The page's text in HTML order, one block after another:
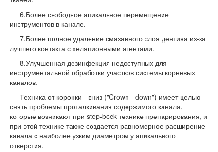
6.Более свободное апикальное перемещение
инструментов в канале.
7.Более полное удаление смазанного слоя дентина из-за
лучшего контакта с хеляционными агентами.
8.Улучшенная дезинфекция недоступных для
инструментальной обработки участков системы корневых
каналов.
Техника от коронки - вниз ("Crown - down") имеет целью
снять проблемы проталкивания содержимого канала,
которые возникают при step-bock технике препарирования, и
при этой технике также создается равномерное расширение
канала с наиболее узким диаметром у апикального
отверстия.